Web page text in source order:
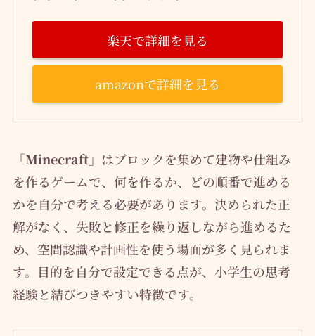
楽天で詳細を見る
amazonで詳細を見る
「Minecraft」 はブロックを集めて建物や仕組み
を作るゲームで、何を作るか、どの順番で進める
かを自分で考える必要があります。決められた正
解がなく、失敗と修正を繰り返しながら進めるた
め、空間認識や計画性を使う場面が多く見られま
す。目的を自分で設定できる点が、小学生の思考
経験と結びつきやすい特徴です。